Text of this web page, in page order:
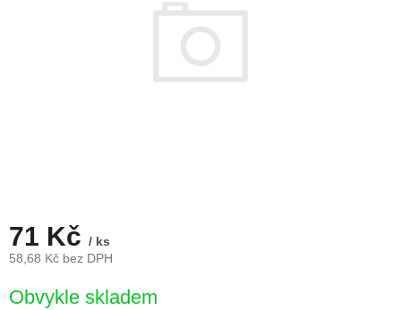
71 Kč / ks
58,68 Kč bez DPH
cena:
Obvykle skladem